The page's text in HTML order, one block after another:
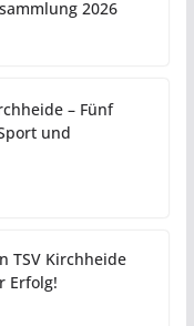
2026
– Fünf
und
TSV Kirchheide
Erfolg!